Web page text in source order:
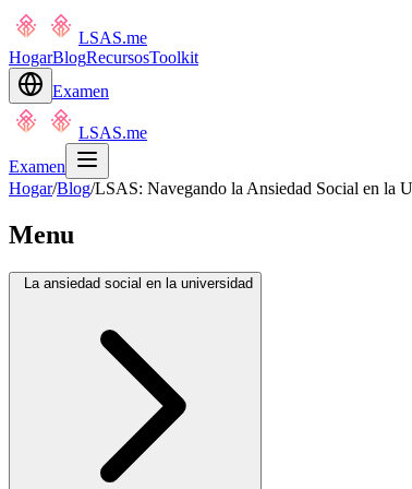
LSAS.me
HogarBlogRecursosToolkit
Examen
LSAS.me
Examen
Hogar/Blog/LSAS: Navegando la Ansiedad Social en la
Menu
La ansiedad social en la universidad